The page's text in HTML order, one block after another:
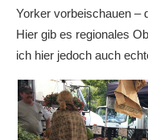
Yorker vorbeischauen –
Hier gib es regionales
ich hier jedoch auch